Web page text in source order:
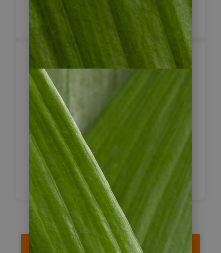
leckeres Dinner genießen.
Buenos Aires –
Flughafen /
Busbahnhof / Hafen
Je nach Abflugzeit werden Sie zu
gegebener Zeit zum nationalen
Flughafen gebracht, zum Busbahnhof
oder zum Hafen, wenn Sie weiter
nach Uruguay reisen.
Reise jetzt anfragen